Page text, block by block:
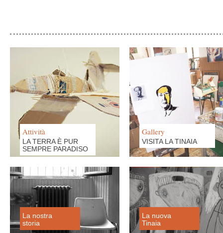
Attività
LA TERRA È PUR
SEMPRE PARADISO
Gallery
VISITA LA TINAIA
La nostra
storia
La nuova
Tinaia